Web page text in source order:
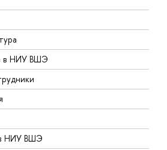
в НИУ ВШЭ
НИУ ВШЭ